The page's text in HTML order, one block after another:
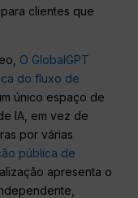
clientes que
O GlobalGPT
do fluxo de
único espaço de
IA, em vez de
por várias
pública de
apresenta o